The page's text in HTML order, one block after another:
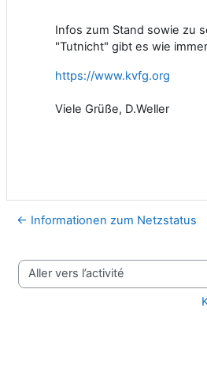
Infos zum Stand sowie zu
"Tutnicht" gibt es wie
https://www.kvfg.org
Viele Grüße, D.Weller
← Informationen zum Netzstatus
Aller vers l’activité